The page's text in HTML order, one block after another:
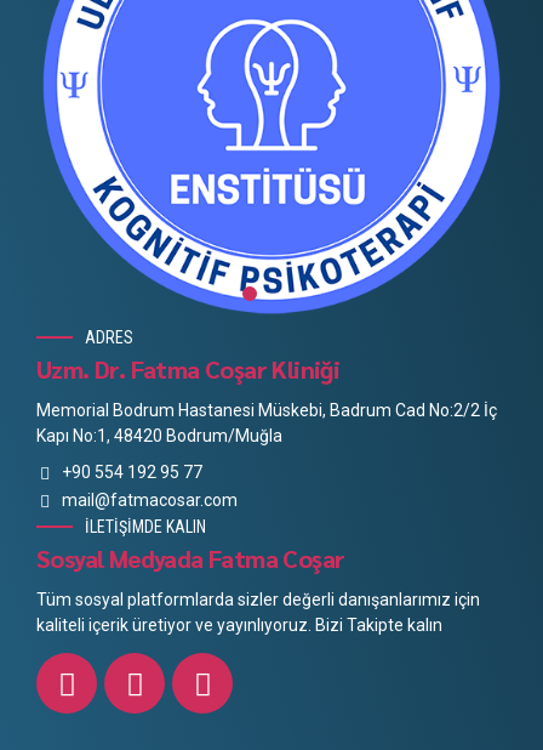
ADRES
Uzm. Dr. Fatma Coşar Kliniği
Memorial Bodrum Hastanesi Müskebi, Badrum Cad No:2/2 İç
Kapı No:1, 48420 Bodrum/Muğla
+90 554 192 95 77
mail@fatmacosar.com
İLETİŞİMDE KALIN
Sosyal Medyada Fatma Coşar
Tüm sosyal platformlarda sizler değerli danışanlarımız için
kaliteli içerik üretiyor ve yayınlıyoruz. Bizi Takipte kalın